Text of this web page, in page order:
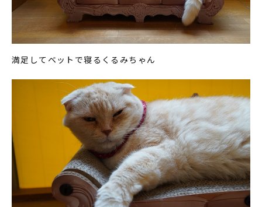
満足してベットで寝るくるみちゃん